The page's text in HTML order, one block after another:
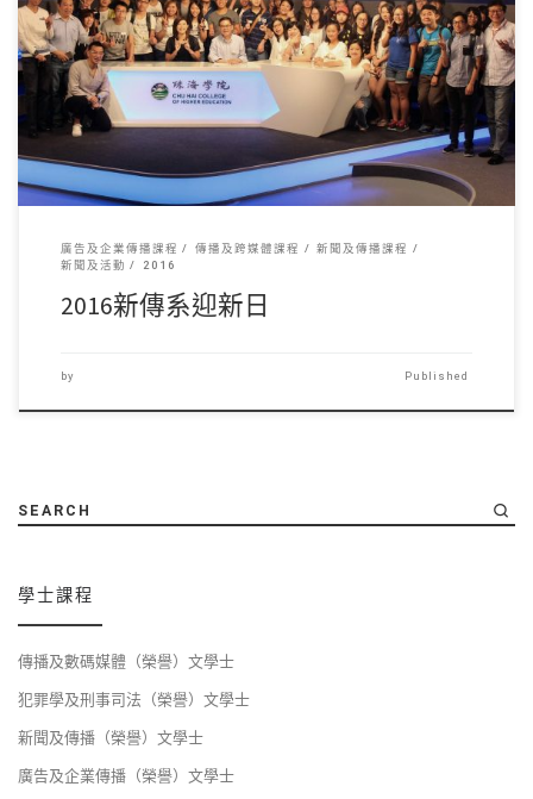
06/09/20 […]
廣告及企業傳播課程 傳播及跨媒體課程
新聞及傳播課程
新聞及活動
2016
2016新傳系迎新日
by Published
SEARCH
學士課程
傳播及數碼媒體（榮譽）文學士
犯罪學及刑事司法（榮譽）文學士
新聞及傳播（榮譽）文學士
廣告及企業傳播（榮譽）文學士